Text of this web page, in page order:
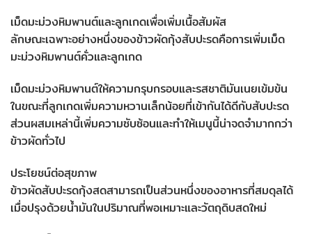
เม็ดมะม่วงหิมพานต์และลูกเกดเพื่อเพิ่มเนื้อสัมผัส
ลักษณะเฉพาะอย่างหนึ่งของข้าวผัดกุ้งสับปะรดคือการเพิ่มเม็ด
มะม่วงหิมพานต์คั่วและลูกเกด
เม็ดมะม่วงหิมพานต์ให้ความกรุบกรอบและรสชาติมันเนยเข้มข้น
ในขณะที่ลูกเกดเพิ่มความหวานเล็กน้อยที่เข้ากันได้ดีกับสับปะรด
ส่วนผสมเหล่านี้เพิ่มความซับซ้อนและทำให้เมนูนี้น่าจดจำมากกว่า
ข้าวผัดทั่วไป
ประโยชน์ต่อสุขภาพ
ข้าวผัดสับปะรดกุ้งสดสามารถเป็นส่วนหนึ่งของอาหารที่สมดุลได้
เมื่อปรุงด้วยน้ำมันในปริมาณที่พอเหมาะและวัตถุดิบสดใหม่